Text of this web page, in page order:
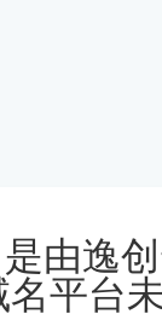
由逸
平台